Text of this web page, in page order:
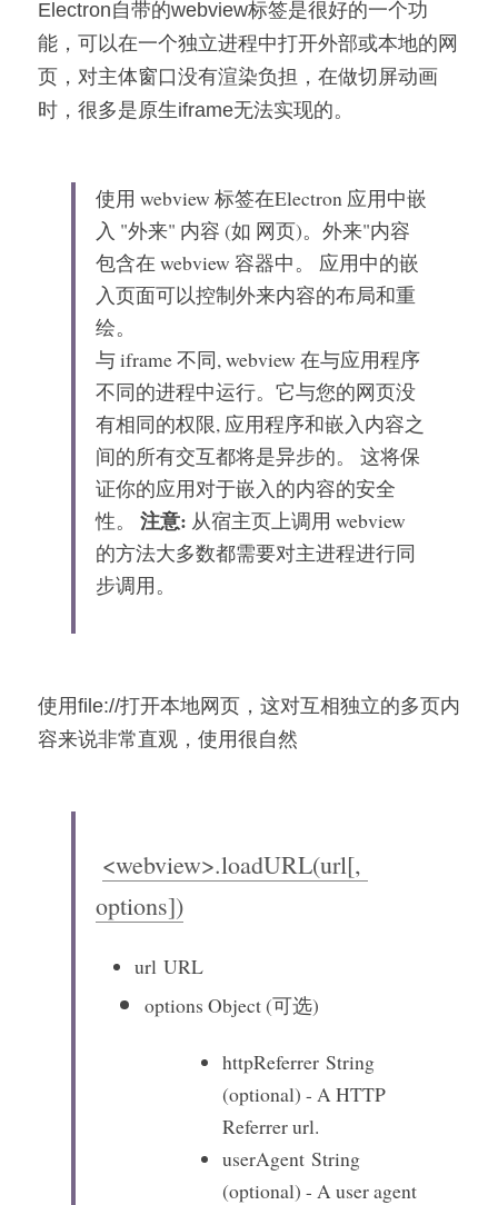
Electron自带的webview标签是很好的一个功
能，可以在一个独立进程中打开外部或本地的网
页，对主体窗口没有渲染负担，在做切屏动画
时，很多是原生iframe无法实现的。
使用 webview 标签在Electron 应用中嵌
入 "外来" 内容 (如 网页)。外来"内容
包含在 webview 容器中。 应用中的嵌
入页面可以控制外来内容的布局和重
绘。
与 iframe 不同, webview 在与应用程序
不同的进程中运行。它与您的网页没
有相同的权限, 应用程序和嵌入内容之
间的所有交互都将是异步的。 这将保
证你的应用对于嵌入的内容的安全
性。 注意: 从宿主页上调用 webview
的方法大多数都需要对主进程进行同
步调用。
使用file://打开本地网页，这对互相独立的多页内
容来说非常直观，使用很自然
<webview>.loadURL(url[,
options])
url URL
options Object (可选)
httpReferrer String
(optional) - A HTTP
Referrer url.
userAgent String
(optional) - A user agent